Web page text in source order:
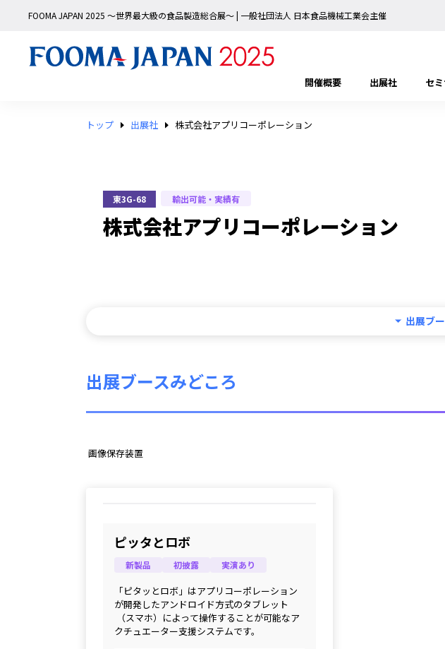
FOOMA JAPAN 2025 〜世界最大級の食品製造総合展〜 | 一般社団法人 日本食品機械工業会主催
開催概要 出展社 セ
トップ 出展社 株式会社アプリコーポレーション
東3G-68 輸出可能・実績有
株式会社アプリコーポレーション
出展ブ
出展ブースみどころ
画像保存装置
ピッタとロボ
新製品 初披露 実演あり
「ピタッとロボ」はアプリコーポレーション
が開発したアンドロイド方式のタブレット
（スマホ）によって操作することが可能なア
クチュエーター支援システムです。